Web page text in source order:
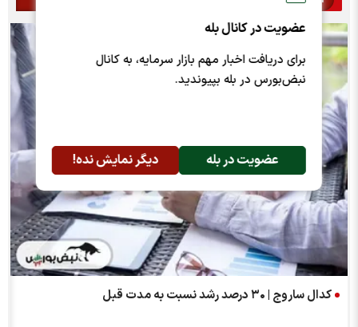
عضویت در کانال بله
برای دریافت اخبار مهم بازار سرمایه، به کانال
نبض‌بورس در بله بپیوندید.
عضویت در بله دیگر نمایش نده!
کدال ساروج | ۳۰ درصد رشد نسبت به مدت قبل